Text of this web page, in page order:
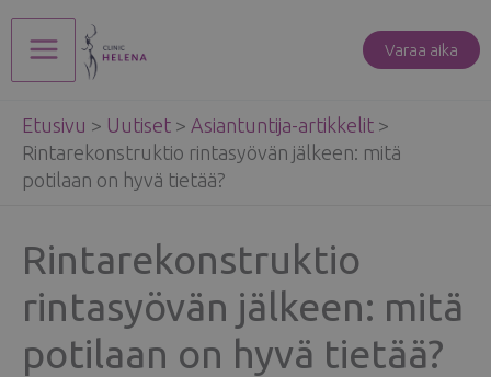
Siirry
sisältöön
Main
Menu
Varaa aika
Etusivu > Uutiset > Asiantuntija-artikkelit >
Rintarekonstruktio rintasyövän jälkeen: mitä
potilaan on hyvä tietää?
Rintarekonstruktio
rintasyövän jälkeen: mitä
potilaan on hyvä tietää?